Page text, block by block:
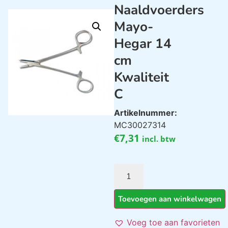
Naaldvoerders
Mayo-
Hegar 14
cm
Kwaliteit
C
Artikelnummer:
MC30027314
€7,31 incl. btw
Toevoegen aan winkelwagen
Voeg toe aan favorieten